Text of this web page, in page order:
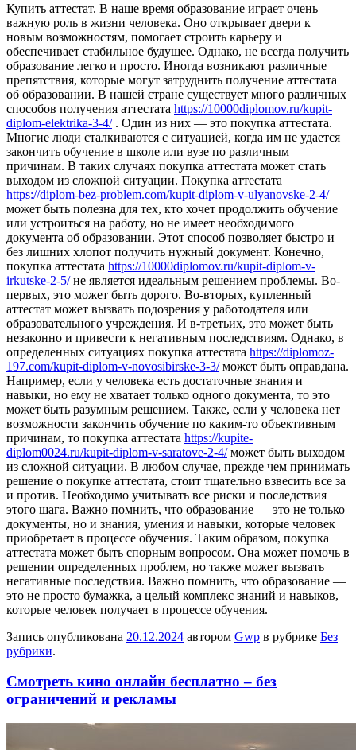
Купить aттeстaт. В нaшe врeмя образование играет очень
важную роль в жизни человека. Оно открывает двери к
новым возможностям, помогает строить карьеру и
обеспечивает стабильное будущее. Однако, не всегда получить
образование легко и просто. Иногда возникают различные
препятствия, которые могут затруднить получение аттестата
об образовании. В нашей стране существует много различных
способов получения аттестата https://10000diplomov.ru/kupit-
diplom-elektrika-3-4/. Один из них — это покупка аттестата.
Многие люди сталкиваются с ситуацией, когда им не удается
закончить обучение в школе или вузе по различным
причинам. В таких случаях покупка аттестата может стать
выходом из сложной ситуации. Покупка аттестата
https://diplom-bez-problem.com/kupit-diplom-v-ulyanovske-2-4/
может быть полезна для тех, кто хочет продолжить обучение
или устроиться на работу, но не имеет необходимого
документа об образовании. Этот способ позволяет быстро и
без лишних хлопот получить нужный документ. Конечно,
покупка аттестата https://10000diplomov.ru/kupit-diplom-v-
irkutske-2-5/не является идеальным решением проблемы. Во-
первых, это может быть дорого. Во-вторых, купленный
аттестат может вызвать подозрения у работодателя или
образовательного учреждения. И в-третьих, это может быть
незаконно и привести к негативным последствиям. Однако, в
определенных ситуациях покупка аттестата https://diplomoz-
197.com/kupit-diplom-v-novosibirske-3-3/может быть оправдана.
Например, если у человека есть достаточные знания и
навыки, но ему не хватает только одного документа, то это
может быть разумным решением. Также, если у человека нет
возможности закончить обучение по каким-то объективным
причинам, то покупка аттестата https://kupite-
diplom0024.ru/kupit-diplom-v-saratove-2-4/может быть выходом
из сложной ситуации. В любом случае, прежде чем принимать
решение о покупке аттестата, стоит тщательно взвесить все за
и против. Необходимо учитывать все риски и последствия
этого шага. Важно помнить, что образование — это не только
документы, но и знания, умения и навыки, которые человек
приобретает в процессе обучения. Таким образом, покупка
аттестата может быть спорным вопросом. Она может помочь в
решении определенных проблем, но также может вызвать
негативные последствия. Важно помнить, что образование —
это не просто бумажка, а целый комплекс знаний и навыков,
которые человек получает в процессе обучения.
Запись опубликована 20.12.2024 автором Gwp в рубрике Без
рубрики.
Смотреть кино онлайн бесплатно – без
ограничений и рекламы